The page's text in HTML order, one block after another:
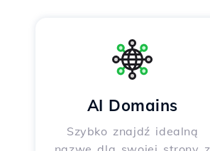
AI Domains
Szybko znajdź idealną